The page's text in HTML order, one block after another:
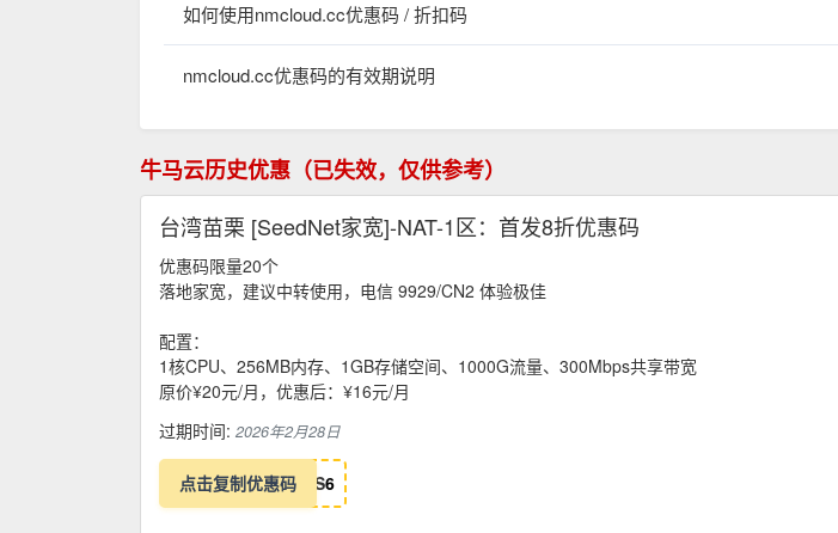
如何使用nmcloud.cc优惠码 / 折扣码
nmcloud.cc优惠码的有效期说明
牛马云历史优惠（已失效，仅供参考）
台湾苗栗 [SeedNet家宽]-NAT-1区：首发8折优惠码
优惠码限量20个
落地家宽，建议中转使用，电信 9929/CN2 体验极佳
配置：
1核CPU、256MB内存、1GB存储空间、1000G流量、300Mbps共享带宽
原价¥20元/月，优惠后：¥16元/月
过期时间: 2026年2月28日
点击复制优惠码 S6